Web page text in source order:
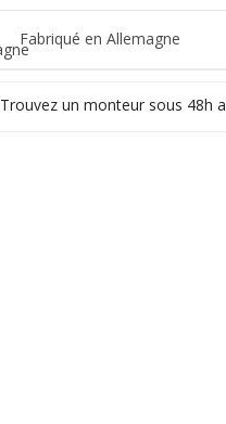
Fabriqué en Allemagne
Trouvez un monteur sous 48h